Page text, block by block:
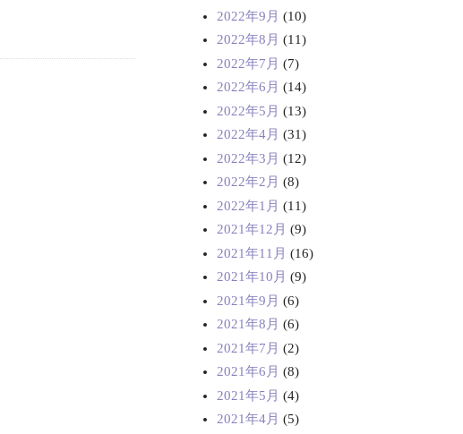
2022年9月 (10)
2022年8月 (11)
2022年7月 (7)
2022年6月 (14)
2022年5月 (13)
2022年4月 (31)
2022年3月 (12)
2022年2月 (8)
2022年1月 (11)
2021年12月 (9)
2021年11月 (16)
2021年10月 (9)
2021年9月 (6)
2021年8月 (6)
2021年7月 (2)
2021年6月 (8)
2021年5月 (4)
2021年4月 (5)